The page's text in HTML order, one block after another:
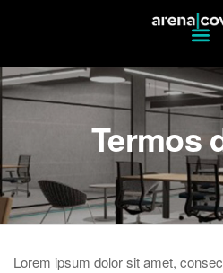
Termos
Lorem ipsum dolor sit amet,